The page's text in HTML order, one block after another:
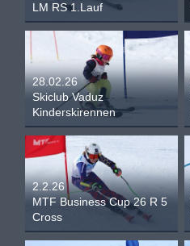
LM RS 1.Lauf
28.02.26
Skiclub Vaduz
Kinderskirennen
2.2.26
MTF Business Cup 26 R 5
Cross